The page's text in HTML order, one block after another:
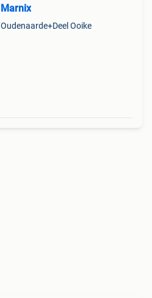
Marnix
Oudenaarde+Deel Ooike